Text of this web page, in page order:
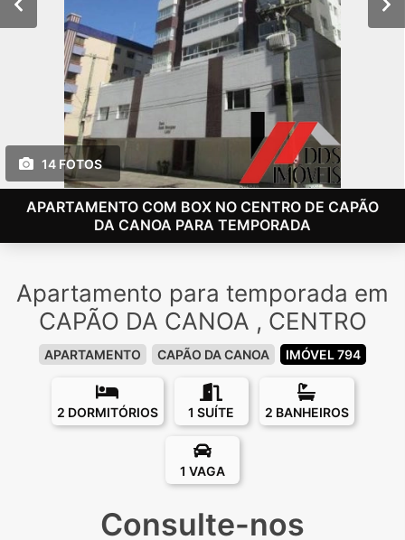
14 FOTOS
APARTAMENTO COM BOX NO CENTRO DE CAPÃO
DA CANOA PARA TEMPORADA
Apartamento para temporada em
CAPÃO DA CANOA , CENTRO
APARTAMENTO CAPÃO DA CANOA IMÓVEL 794
2 DORMITÓRIOS 1 SUÍTE 2 BANHEIROS
1 VAGA
Consulte-nos